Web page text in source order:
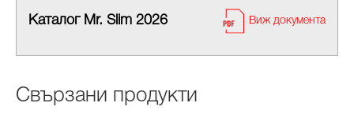
Каталог Mr. Slim 2026 Виж документа
Свързани продукти